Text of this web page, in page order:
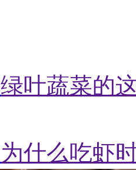
绿叶蔬菜的
为什么吃虾